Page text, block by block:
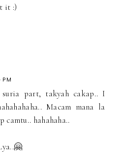
it :)
PM
suria part, takyah cakap.. I
Macam mana la
camtu.. hahahaha..